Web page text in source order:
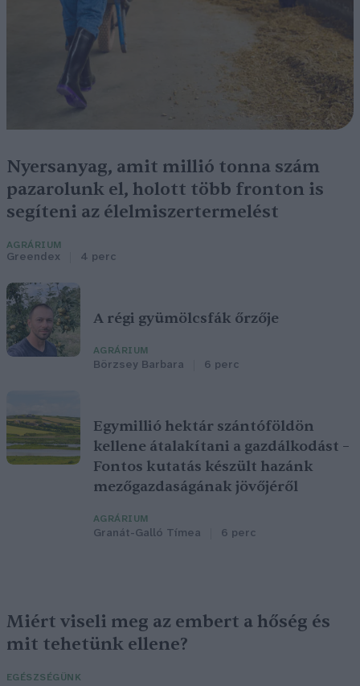
Nyersanyag, amit millió tonna szám
pazarolunk el, holott több fronton is
segíteni az élelmiszertermelést
AGRÁRIUM
Greendex 4 perc
A régi gyümölcsfák őrzője
AGRÁRIUM
Börzsey Barbara 6 perc
Egymillió hektár szántóföldön
kellene átalakítani a gazdálkodást –
Fontos kutatás készült hazánk
mezőgazdaságának jövőjéről
AGRÁRIUM
Granát-Galló Tímea 6 perc
Miért viseli meg az embert a hőség és
mit tehetünk ellene?
EGÉSZSÉGÜNK